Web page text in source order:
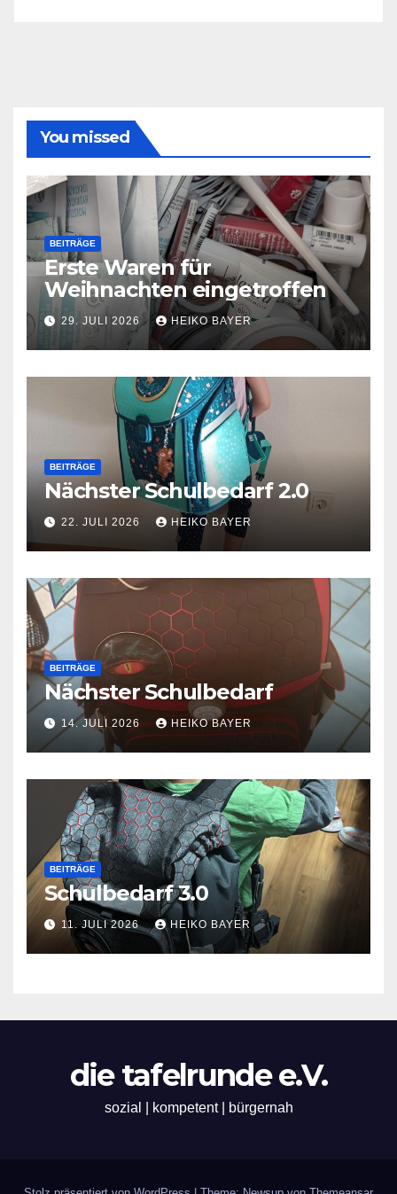
You missed
BEITRÄGE
Erste Waren für
Weihnachten eingetroffen
29. JULI 2026 HEIKO BAYER
BEITRÄGE
Nächster Schulbedarf 2.0
22. JULI 2026 HEIKO BAYER
BEITRÄGE
Nächster Schulbedarf
14. JULI 2026 HEIKO BAYER
BEITRÄGE
Schulbedarf 3.0
11. JULI 2026 HEIKO BAYER
die tafelrunde e.V.
sozial | kompetent | bürgernah